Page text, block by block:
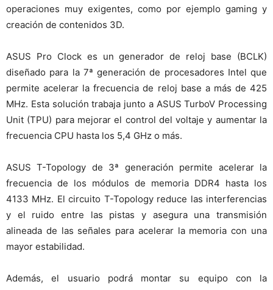
operaciones muy exigentes, como por ejemplo gaming y
creación de contenidos 3D.
ASUS Pro Clock es un generador de reloj base (BCLK)
diseñado para la 7ª generación de procesadores Intel que
permite acelerar la frecuencia de reloj base a más de 425
MHz. Esta solución trabaja junto a ASUS TurboV Processing
Unit (TPU) para mejorar el control del voltaje y aumentar la
frecuencia CPU hasta los 5,4 GHz o más.
ASUS T-Topology de 3ª generación permite acelerar la
frecuencia de los módulos de memoria DDR4 hasta los
4133 MHz. El circuito T-Topology reduce las interferencias
y el ruido entre las pistas y asegura una transmisión
alineada de las señales para acelerar la memoria con una
mayor estabilidad.
Además, el usuario podrá montar su equipo con la